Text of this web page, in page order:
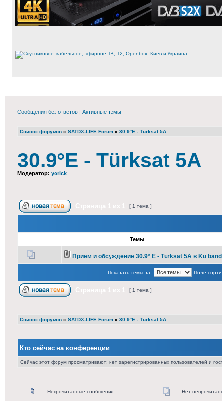
Сообщения без ответов | Активные темы
Список форумов » SATDX-LIFE Forum » 30.9°E - Türksat 5A
30.9°E - Türksat 5A
Модератор: yorick
[ 1 тема ]
Темы
Приём и обсуждение 30.9° E - Türksat 5A в Ku band
Показать темы за: Поле
[ 1 тема ]
Список форумов » SATDX-LIFE Forum » 30.9°E - Türksat 5A
Кто сейчас на конференции
Сейчас этот форум просматривают: нет зарегистрированных пользователей и
Непрочитанные сообщения Нет